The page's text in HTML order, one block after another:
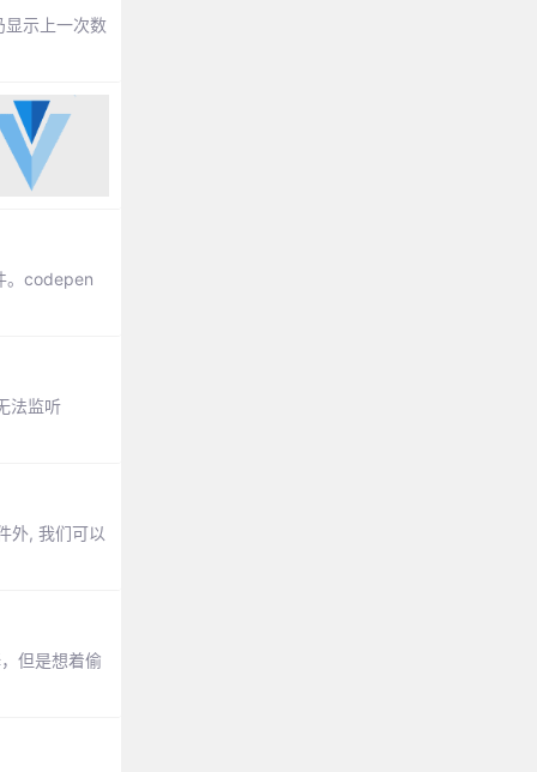
显示上一次数
。codepen
法监听
外, 我们可以
但是想着偷